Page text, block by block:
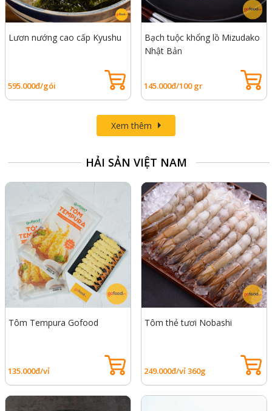
Lươn nướng cao cấp Kyushu
595.000đ/gói
Bạch tuộc khổng lồ Mizudako
Nhật Bản
145.000đ/100 gr
Xem thêm
HẢI SẢN VIỆT NAM
Tôm Tempura Gofood
135.000đ/vỉ
Tôm thẻ tươi Nobashi
249.000đ/vỉ 360g